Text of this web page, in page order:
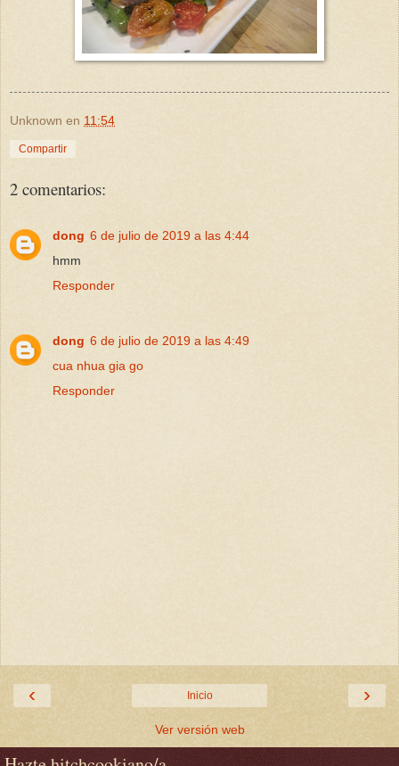
Unknown en 11:54
Compartir
2 comentarios:
dong 6 de julio de 2019 a las 4:44
hmm
Responder
dong 6 de julio de 2019 a las 4:49
cua nhua gia go
Responder
‹ ›
Inicio
Ver versión web